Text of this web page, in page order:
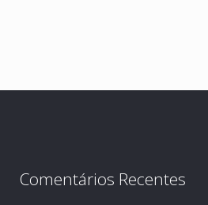
Comentários Recentes